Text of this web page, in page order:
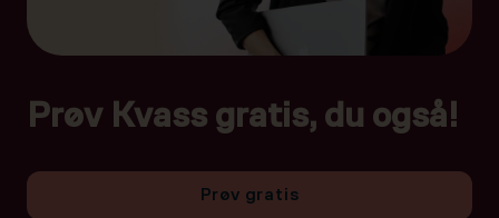
Prøv Kvass gratis, du også!
Prøv gratis